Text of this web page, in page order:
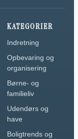
KATEGORIER
Indretning
Opbevaring og
organisering
Børne- og
familieliv
Udendørs og
have
Boligtrends og